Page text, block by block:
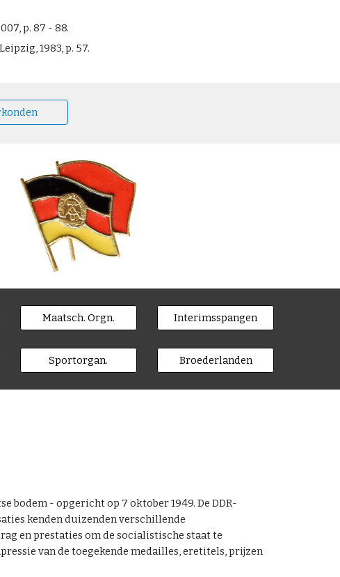
p. 87 - 88.
Leipzig, 1983, p. 57.
Maatsch. Orgn.
Sportorgan.
Interimsspangen
Broederlanden
bodem - opgericht op 7 oktober 1949. De DDR-
kenden duizenden verschillende
en prestaties om de socialistische staat te
van de toegekende medailles, eretitels, prijzen